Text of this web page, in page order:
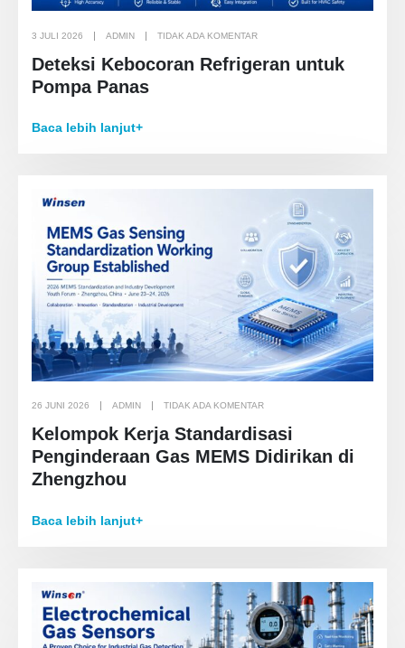
3 JULI 2026 ADMIN TIDAK ADA KOMENTAR
Deteksi Kebocoran Refrigeran untuk
Pompa Panas
Baca lebih lanjut+
26 JUNI 2026 ADMIN TIDAK ADA KOMENTAR
Kelompok Kerja Standardisasi
Penginderaan Gas MEMS Didirikan di
Zhengzhou
Baca lebih lanjut+